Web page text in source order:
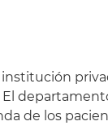
de los